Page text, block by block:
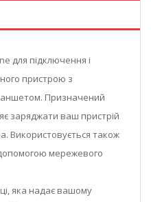
для підключення і
пристрою з
Призначений
заряджати ваш пристрій
Використовується також
мережевого
яка надає вашому